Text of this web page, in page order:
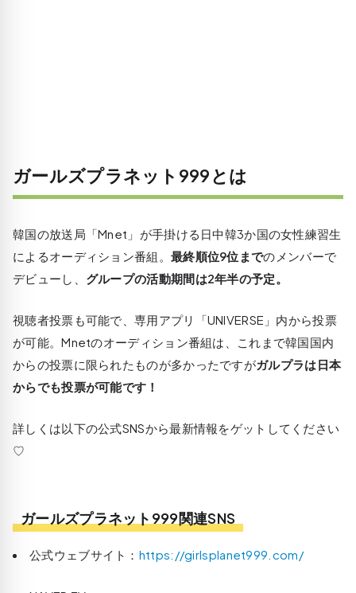
ガールズプラネット999とは
韓国の放送局「Mnet」が手掛ける日中韓3か国の女性練習生
によるオーディション番組。 最終順位9位までのメンバーで
デビューし、 グループの活動期間は2年半の予定。
視聴者投票も可能で、専用アプリ「UNIVERSE」内から投票
が可能。Mnetのオーディション番組は、これまで韓国国内
からの投票に限られたものが多かったですがガルプラは日本
からでも投票が可能です！
詳しくは以下の公式SNSから最新情報をゲットしてください
♡
ガールズプラネット999関連SNS
公式ウェブサイト： https://girlsplanet999.com/